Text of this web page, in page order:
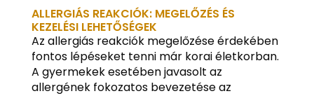
ALLERGIÁS REAKCIÓK: MEGELŐZÉS ÉS
KEZELÉSI LEHETŐSÉGEK
Az allergiás reakciók megelőzése érdekében
fontos lépéseket tenni már korai életkorban.
A gyermekek esetében javasolt az
allergének fokozatos bevezetése az